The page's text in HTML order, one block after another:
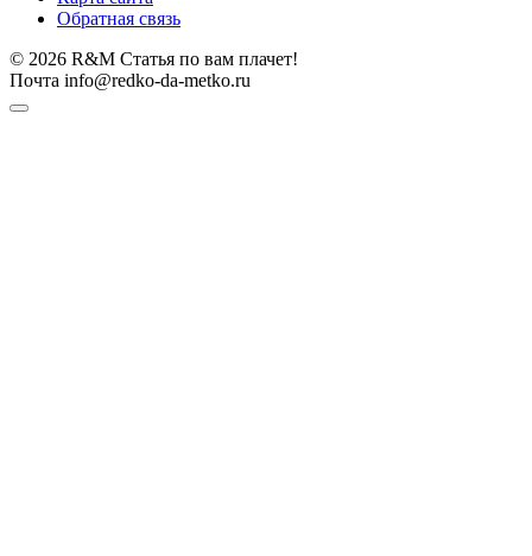
Обратная связь
© 2026 R&M Статья по вам плачет!
Почта info@redko-da-metko.ru